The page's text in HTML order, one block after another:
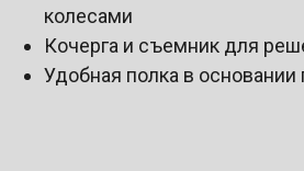
колесами
Кочерга и съемник для
Удобная полка в основании